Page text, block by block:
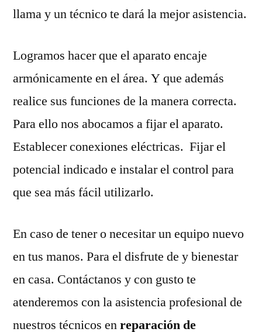
llama y un técnico te dará la mejor asistencia.
Logramos hacer que el aparato encaje
armónicamente en el área. Y que además
realice sus funciones de la manera correcta.
Para ello nos abocamos a fijar el aparato.
Establecer conexiones eléctricas. Fijar el
potencial indicado e instalar el control para
que sea más fácil utilizarlo.
En caso de tener o necesitar un equipo nuevo
en tus manos. Para el disfrute de y bienestar
en casa. Contáctanos y con gusto te
atenderemos con la asistencia profesional de
nuestros técnicos enreparación de